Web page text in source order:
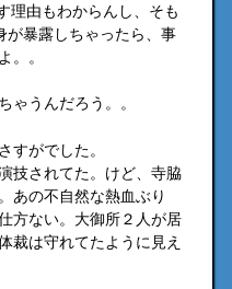
理由もわからんし、そも
が暴露しちゃったら、事
。。
ゃうんだろう。。
すがでした。
技されてた。けど、寺脇
あの不自然な熱血ぶり
方ない。大御所２人が居
裁は守れてたように見え